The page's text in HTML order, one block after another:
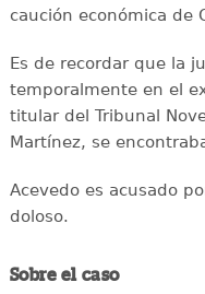
caución económica de
Es de recordar que la
temporalmente en el
titular del Tribunal
Martínez, se
Acevedo es acusado
doloso.
Sobre el caso